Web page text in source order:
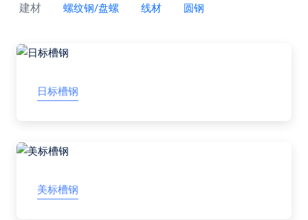
建材 螺纹钢/盘螺 线材 圆钢
日标槽钢
美标槽钢